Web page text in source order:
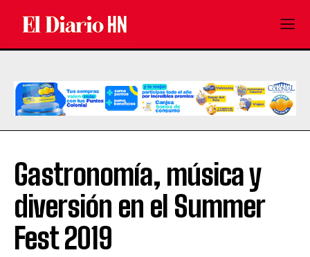
Gastronomía, música y
diversión en el Summer
Fest 2019